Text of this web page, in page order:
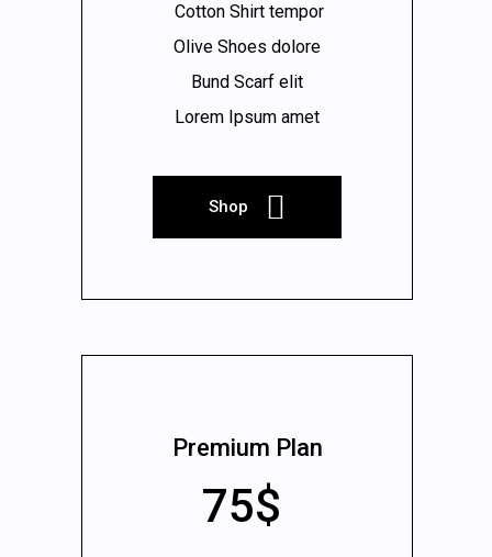
Cotton Shirt tempor
Olive Shoes dolore
Bund Scarf elit
Lorem Ipsum amet
Shop
Premium Plan
75$